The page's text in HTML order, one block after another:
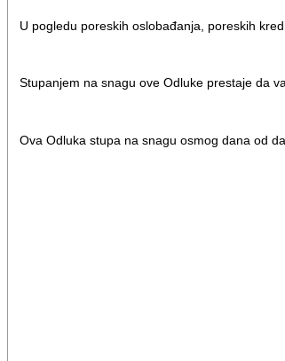
U pogledu poreskih oslobađanja, poreskih
Stupanjem na snagu ove Odluke prestaje da
Ova Odluka stupa na snagu osmog dana od